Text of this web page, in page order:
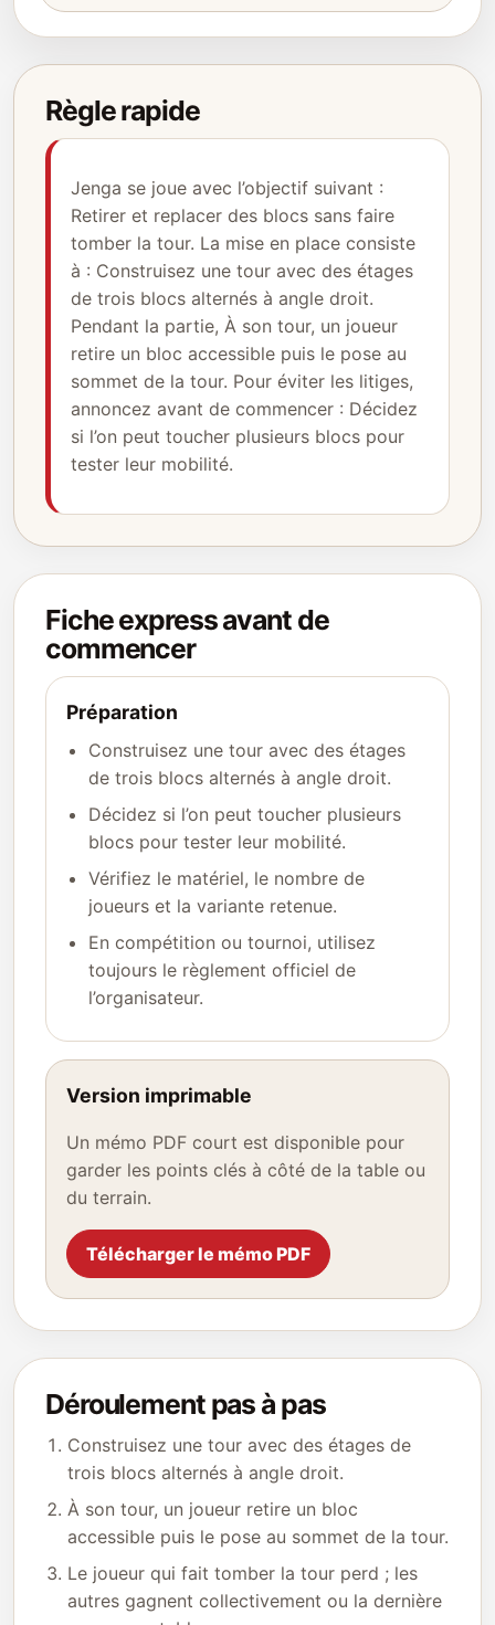
Règle rapide
Jenga se joue avec l’objectif suivant :
Retirer et replacer des blocs sans faire
tomber la tour. La mise en place consiste
à : Construisez une tour avec des étages
de trois blocs alternés à angle droit.
Pendant la partie, À son tour, un joueur
retire un bloc accessible puis le pose au
sommet de la tour. Pour éviter les litiges,
annoncez avant de commencer : Décidez
si l’on peut toucher plusieurs blocs pour
tester leur mobilité.
Fiche express avant de
commencer
Préparation
Construisez une tour avec des étages
de trois blocs alternés à angle droit.
Décidez si l’on peut toucher plusieurs
blocs pour tester leur mobilité.
Vérifiez le matériel, le nombre de
joueurs et la variante retenue.
En compétition ou tournoi, utilisez
toujours le règlement officiel de
l’organisateur.
Version imprimable
Un mémo PDF court est disponible pour
garder les points clés à côté de la table ou
du terrain.
Télécharger le mémo PDF
Déroulement pas à pas
Construisez une tour avec des étages de
trois blocs alternés à angle droit.
À son tour, un joueur retire un bloc
accessible puis le pose au sommet de la tour.
Le joueur qui fait tomber la tour perd ; les
autres gagnent collectivement ou la dernière